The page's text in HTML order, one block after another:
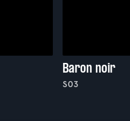
Baron noir
S03